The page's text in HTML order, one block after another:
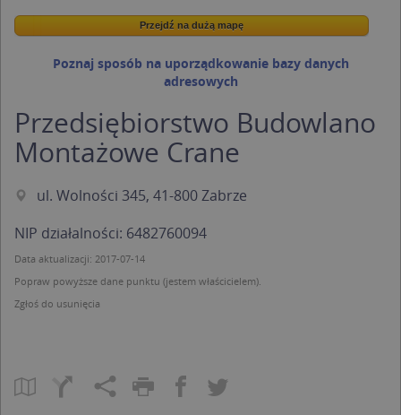
Wstaw tę mapkę na swoją stronę
Przejdź na dużą mapę
Przejdź na dużą mapę
Poznaj sposób na uporządkowanie bazy danych
adresowych
Przedsiębiorstwo Budowlano
Montażowe Crane
ul. Wolności 345, 41-800 Zabrze
NIP działalności: 6482760094
Data aktualizacji: 2017-07-14
Popraw powyższe dane punktu (jestem właścicielem).
Zgłoś do usunięcia